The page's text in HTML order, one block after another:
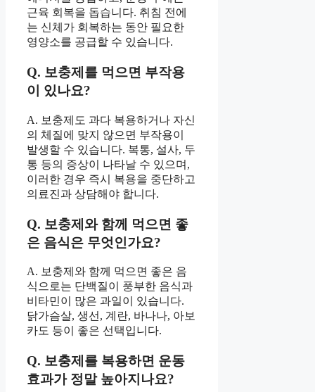
근육 회복을 돕습니다. 취침 전에
는 신체가 회복하는 동안 필요한
영양소를 공급할 수 있습니다.
Q. 보충제를 먹으면 부작용
이 있나요?
A. 보충제도 과다 복용하거나 자신
의 체질에 맞지 않으면 부작용이
발생할 수 있습니다. 복통, 설사, 두
통 등의 증상이 나타날 수 있으며,
이러한 경우 즉시 복용을 중단하고
의료진과 상담해야 합니다.
Q. 보충제와 함께 먹으면 좋
은 음식은 무엇인가요?
A. 보충제와 함께 먹으면 좋은 음
식으로는 단백질이 풍부한 음식과
비타민이 많은 과일이 있습니다.
닭가슴살, 생선, 계란, 바나나, 아보
카도 등이 좋은 선택입니다.
Q. 보충제를 복용하면 운동
효과가 정말 높아지나요?